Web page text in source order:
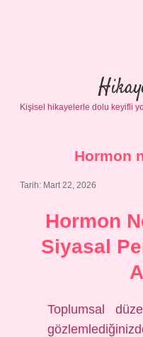
Kişisel hikayelerle dolu keyifli
Hormon
Tarih: Mart 22, 2026
Hormon
Siyasal
Toplumsal